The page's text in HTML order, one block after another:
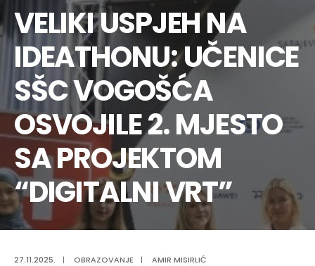
VELIKI USPJEH NA
IDEATHONU: UČENICE
SŠC VOGOŠĆA
OSVOJILE 2. MJESTO
SA PROJEKTOM
“DIGITALNI VRT”
27.11.2025. | OBRAZOVANJE | AMIR MISIRLIĆ